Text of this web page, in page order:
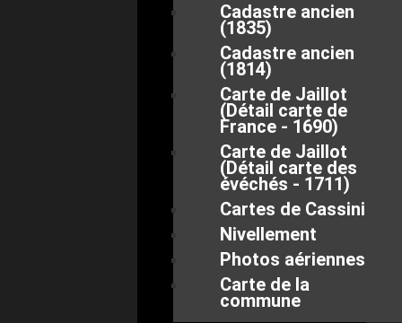
Cadastre ancien
(1835)
Cadastre ancien
(1814)
Carte de Jaillot
(Détail carte de
France - 1690)
Carte de Jaillot
(Détail carte des
évéchés - 1711)
Cartes de Cassini
Nivellement
Photos aériennes
Carte de la
commune